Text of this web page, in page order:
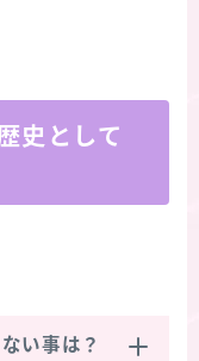
史として
い事は？